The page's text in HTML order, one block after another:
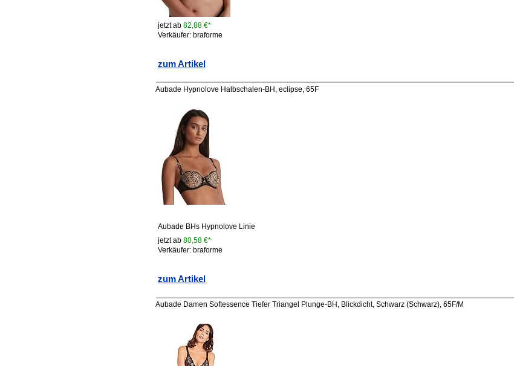
jetzt ab82,88 €*
Verkäufer: braforme
zum Artikel
Aubade Hypnolove Halbschalen-BH, eclipse, 65F
Aubade BHs Hypnolove Linie
jetzt ab80,58 €*
Verkäufer: braforme
zum Artikel
Aubade Damen Softessence Tiefer Triangel Plunge-BH, Blickdicht, Schwarz (Schwarz), 65F/M